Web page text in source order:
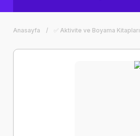
Anasayfa ✅ Aktivite ve Boyama Kitapları